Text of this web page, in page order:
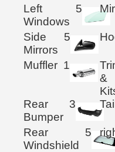
Left
Windows
5
Side
Mirrors
5
Muffler 1
&
Rear
Bumper
3
Rear
Windshield
5